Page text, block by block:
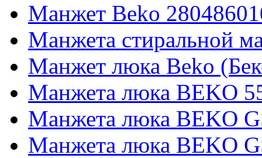
Манжет Beko
Манжета стиральной
Манжет люка Beko
Манжета люка BEKO
Манжета люка BEKO
Манжета люка BEKO